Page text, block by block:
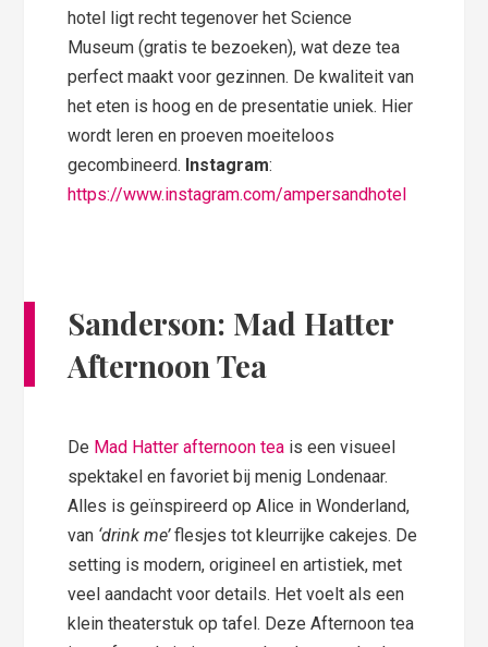
hotel ligt recht tegenover het Science
Museum (gratis te bezoeken), wat deze tea
perfect maakt voor gezinnen. De kwaliteit van
het eten is hoog en de presentatie uniek. Hier
wordt leren en proeven moeiteloos
gecombineerd. Instagram:
https://www.instagram.com/ampersandhotel
Sanderson: Mad Hatter
Afternoon Tea
De Mad Hatter afternoon tea is een visueel
spektakel en favoriet bij menig Londenaar.
Alles is geïnspireerd op Alice in Wonderland,
van ‘drink me’flesjes tot kleurrijke cakejes. De
setting is modern, origineel en artistiek, met
veel aandacht voor details. Het voelt als een
klein theaterstuk op tafel. Deze Afternoon tea